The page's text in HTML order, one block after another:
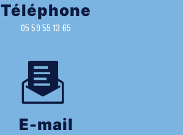
Téléphone
05 59 55 13 65
E-mail